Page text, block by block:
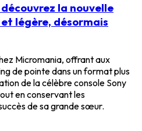
la nouvelle
légère, désormais
Micromania, offrant aux
de pointe dans un format plus
de la célèbre console Sony
en conservant les
de sa grande sœur.